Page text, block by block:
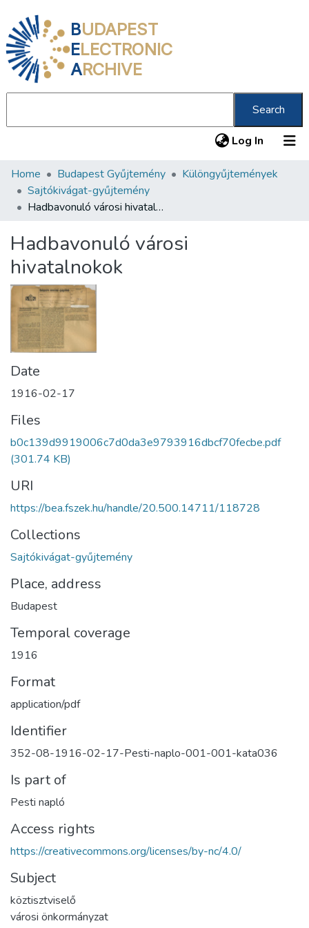
BUDAPEST
ELECTRONIC
ARCHIVE
Search
Log In (current)
Communities & Collections
All of DSpace
About us
Home Budapest Gyűjtemény
Különgyűjtemények
Sajtókivágat-gyűjtemény
Hadbavonuló városi hivatalnokok
Hadbavonuló városi
hivatalnokok
Date
1916-02-17
Files
b0c139d9919006c7d0da3e9793916dbcf70fecbe.pdf
(301.74 KB)
URI
https://bea.fszek.hu/handle/20.500.14711/118728
Collections
Sajtókivágat-gyűjtemény
Place, address
Budapest
Temporal coverage
1916
Format
application/pdf
Identifier
352-08-1916-02-17-Pesti-naplo-001-001-kata036
Is part of
Pesti napló
Access rights
https://creativecommons.org/licenses/by-nc/4.0/
Subject
köztisztviselő
városi önkormányzat